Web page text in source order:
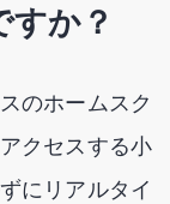
か？
のホームスク
クセスする小
にリアルタイ